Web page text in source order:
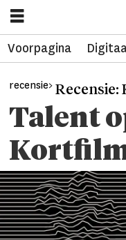
Voorpagina
recensie>
Talent